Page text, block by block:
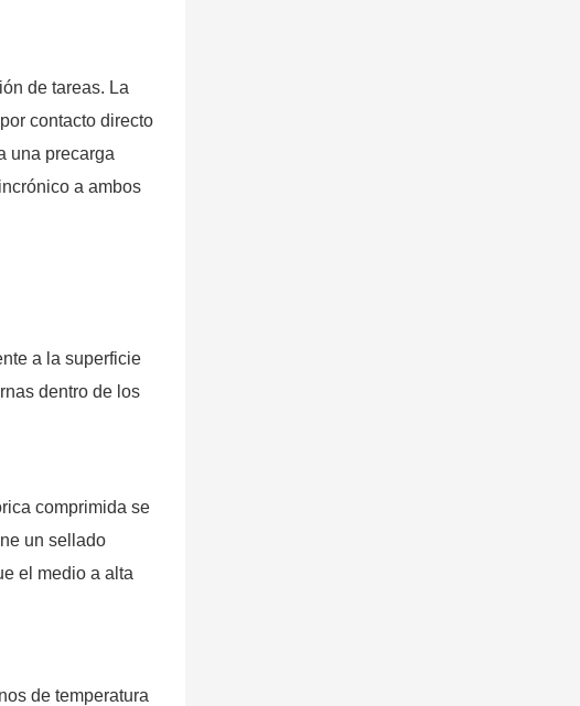
de tareas. La
contacto directo
una precarga
a ambos
a la superficie
dentro de los
comprimida se
un sellado
el medio a alta
de temperatura